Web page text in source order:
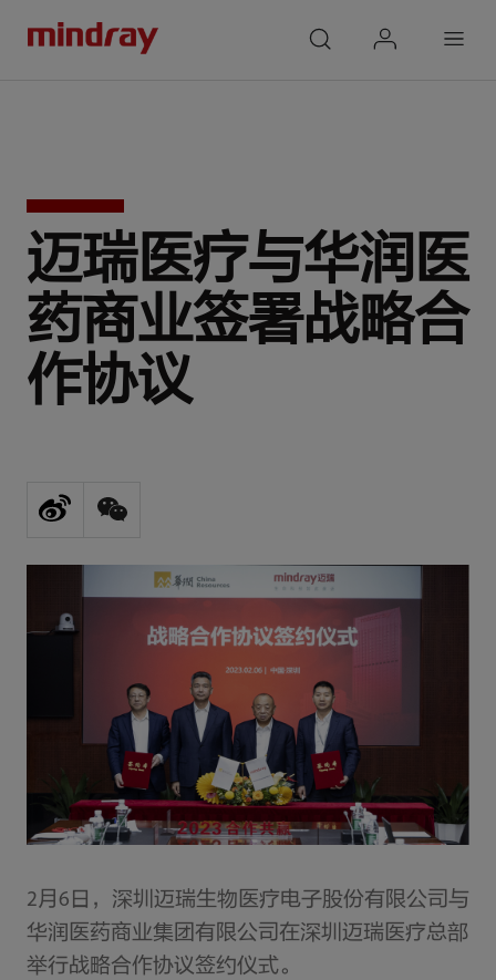
迈瑞医疗与华润医
药商业签署战略合
作协议
2月6日，深圳迈瑞生物医疗电子股份有限公司与
华润医药商业集团有限公司在深圳迈瑞医疗总部
举行战略合作协议签约仪式。